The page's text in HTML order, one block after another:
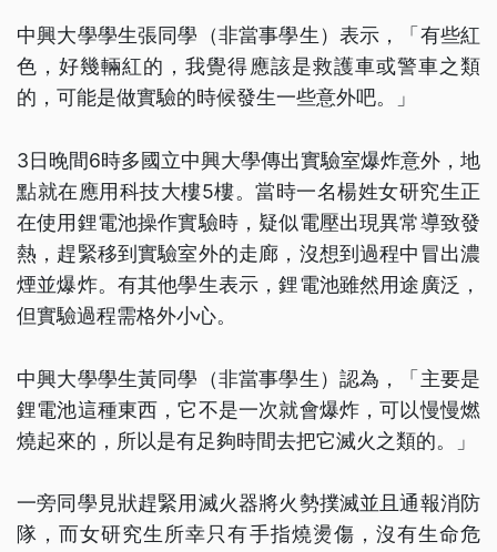
中興大學學生張同學（非當事學生）表示，「有些紅
色，好幾輛紅的，我覺得應該是救護車或警車之類
的，可能是做實驗的時候發生一些意外吧。」
3日晚間6時多國立中興大學傳出實驗室爆炸意外，地
點就在應用科技大樓5樓。當時一名楊姓女研究生正
在使用鋰電池操作實驗時，疑似電壓出現異常導致發
熱，趕緊移到實驗室外的走廊，沒想到過程中冒出濃
煙並爆炸。有其他學生表示，鋰電池雖然用途廣泛，
但實驗過程需格外小心。
中興大學學生黃同學（非當事學生）認為，「主要是
鋰電池這種東西，它不是一次就會爆炸，可以慢慢燃
燒起來的，所以是有足夠時間去把它滅火之類的。」
一旁同學見狀趕緊用滅火器將火勢撲滅並且通報消防
隊，而女研究生所幸只有手指燒燙傷，沒有生命危